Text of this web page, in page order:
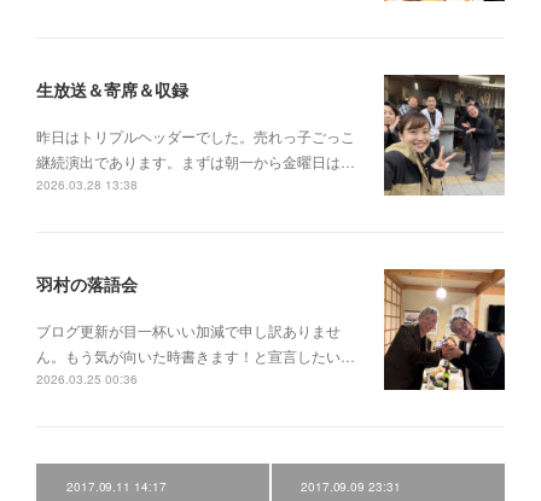
生放送＆寄席＆収録
昨日はトリプルヘッダーでした。売れっ子ごっこ
継続演出であります。まずは朝一から金曜日は…
2026.03.28 13:38
羽村の落語会
ブログ更新が目一杯いい加減で申し訳ありませ
ん。もう気が向いた時書きます！と宣言したい…
2026.03.25 00:36
2017.09.11 14:17 2017.09.09 23:31